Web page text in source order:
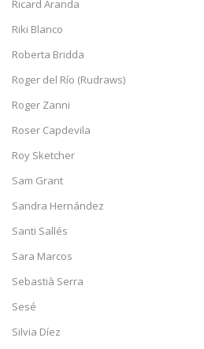
Ricard Aranda
Riki Blanco
Roberta Bridda
Roger del Río (Rudraws)
Roger Zanni
Roser Capdevila
Roy Sketcher
Sam Grant
Sandra Hernández
Santi Sallés
Sara Marcos
Sebastià Serra
Sesé
Silvia Díez